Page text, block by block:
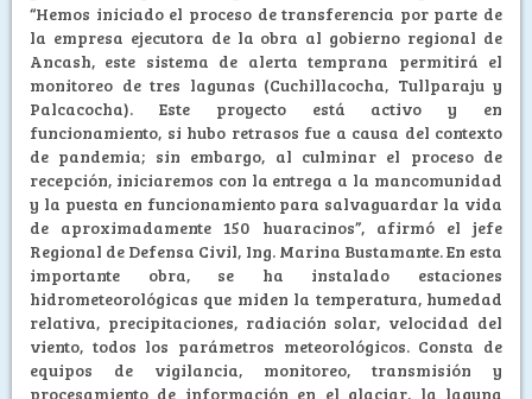
“Hemos iniciado el proceso de transferencia por parte de
la empresa ejecutora de la obra al gobierno regional de
Ancash, este sistema de alerta temprana permitirá el
monitoreo de tres lagunas (Cuchillacocha, Tullparaju y
Palcacocha). Este proyecto está activo y en
funcionamiento, si hubo retrasos fue a causa del contexto
de pandemia; sin embargo, al culminar el proceso de
recepción, iniciaremos con la entrega a la mancomunidad
y la puesta en funcionamiento para salvaguardar la vida
de aproximadamente 150 huaracinos”, afirmó el jefe
Regional de Defensa Civil, Ing. Marina Bustamante. En esta
importante obra, se ha instalado estaciones
hidrometeorológicas que miden la temperatura, humedad
relativa, precipitaciones, radiación solar, velocidad del
viento, todos los parámetros meteorológicos. Consta de
equipos de vigilancia, monitoreo, transmisión y
procesamiento de información en el glaciar, la laguna